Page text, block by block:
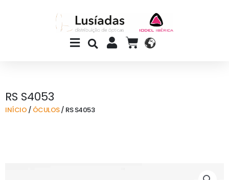
Main
Menu
CART
RS S4053
INÍCIO / ÓCULOS/ RS S4053